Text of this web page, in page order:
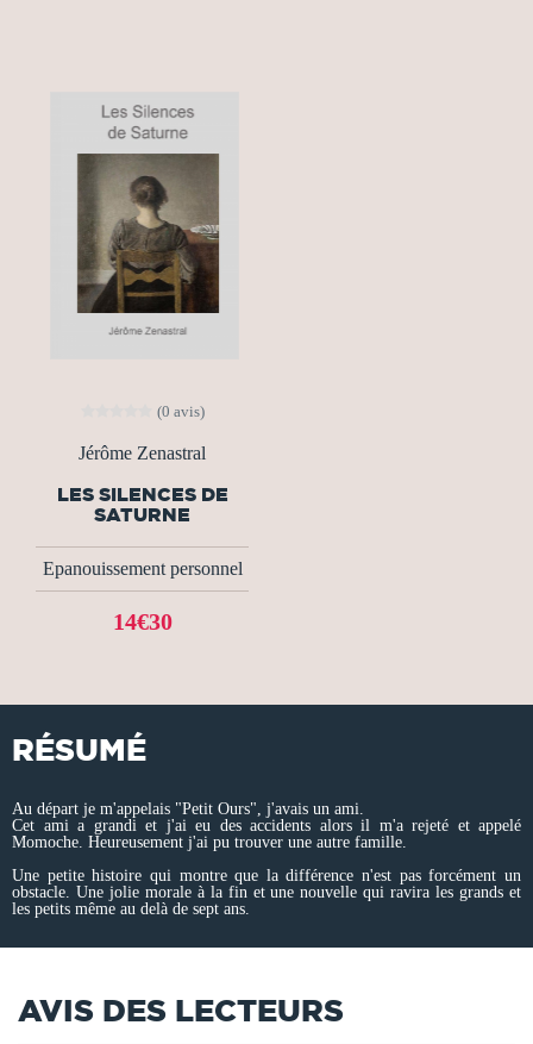
(0 avis)
Jérôme Zenastral
LES SILENCES DE
SATURNE
Epanouissement personnel
14€30
RÉSUMÉ
Au départ je m'appelais "Petit Ours", j'avais un ami.
Cet ami a grandi et j'ai eu des accidents alors il m'a rejeté et appelé
Momoche. Heureusement j'ai pu trouver une autre famille.
Une petite histoire qui montre que la différence n'est pas forcément un
obstacle. Une jolie morale à la fin et une nouvelle qui ravira les grands et
les petits même au delà de sept ans.
AVIS DES LECTEURS